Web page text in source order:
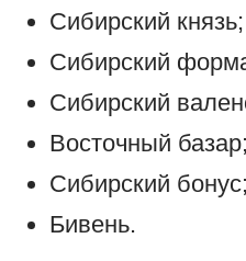
Сибирский князь;
Сибирский
Сибирский
Восточный базар;
Сибирский бонус;
Бивень.